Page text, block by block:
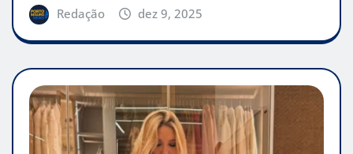
Redação
dez 9, 2025